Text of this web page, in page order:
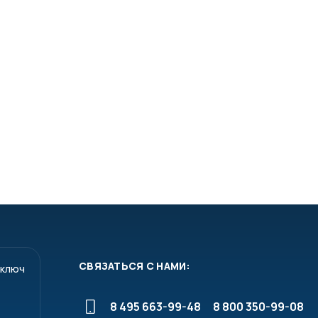
СВЯЗАТЬСЯ С НАМИ:
8 495 663-99-48 8 800 350-99-08